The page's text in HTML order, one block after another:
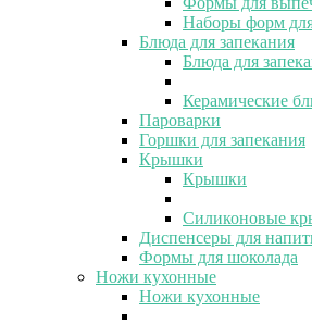
Наборы форм
Блюда для запекания
Блюда для
Керамические
Пароварки
Горшки для запекания
Крышки
Крышки
Силиконовые
Диспенсеры для
Формы для шоколада
Ножи кухонные
Ножи кухонные